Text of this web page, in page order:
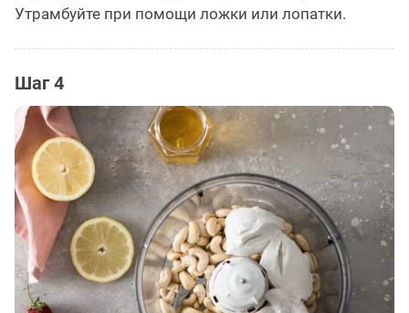
Утрамбуйте при помощи ложки или лопатки.
Шаг 4